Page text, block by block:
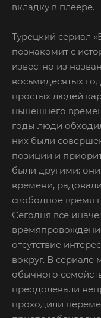
вкладку в плеере.
Турецкий сериал
познакомит с
известно из
восьмидесятых
простых людей
нынешнего
годы люди
них были
позиции и
были другими:
времени,
свободное время
Сегодня все
отсутствие
вокруг. В
обычного
преодолевали
проходили